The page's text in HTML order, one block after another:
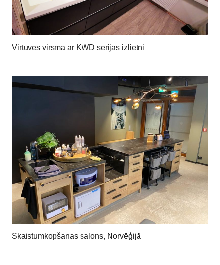
Virtuves virsma ar KWD sērijas izlietni
Skaistumkopšanas salons, Norvēģijā